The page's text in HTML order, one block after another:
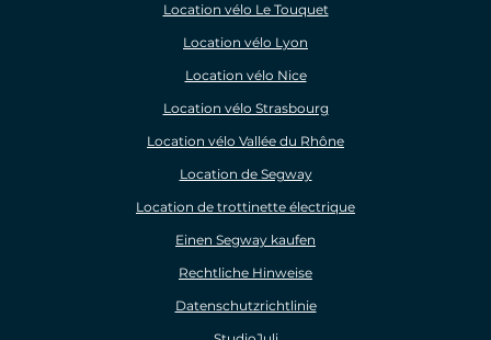
Location vélo Le Touquet
Location vélo Lyon
Location vélo Nice
Location vélo Strasbourg
Location vélo Vallée du Rhône
Location de Segway
Location de trottinette électrique
Einen Segway kaufen
Rechtliche Hinweise
Datenschutzrichtlinie